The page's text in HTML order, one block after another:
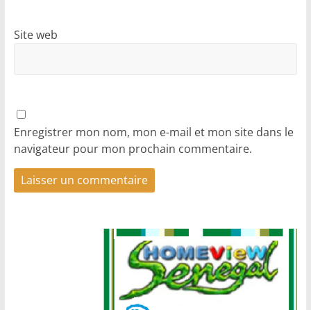
Site web
Enregistrer mon nom, mon e-mail et mon site dans le
navigateur pour mon prochain commentaire.